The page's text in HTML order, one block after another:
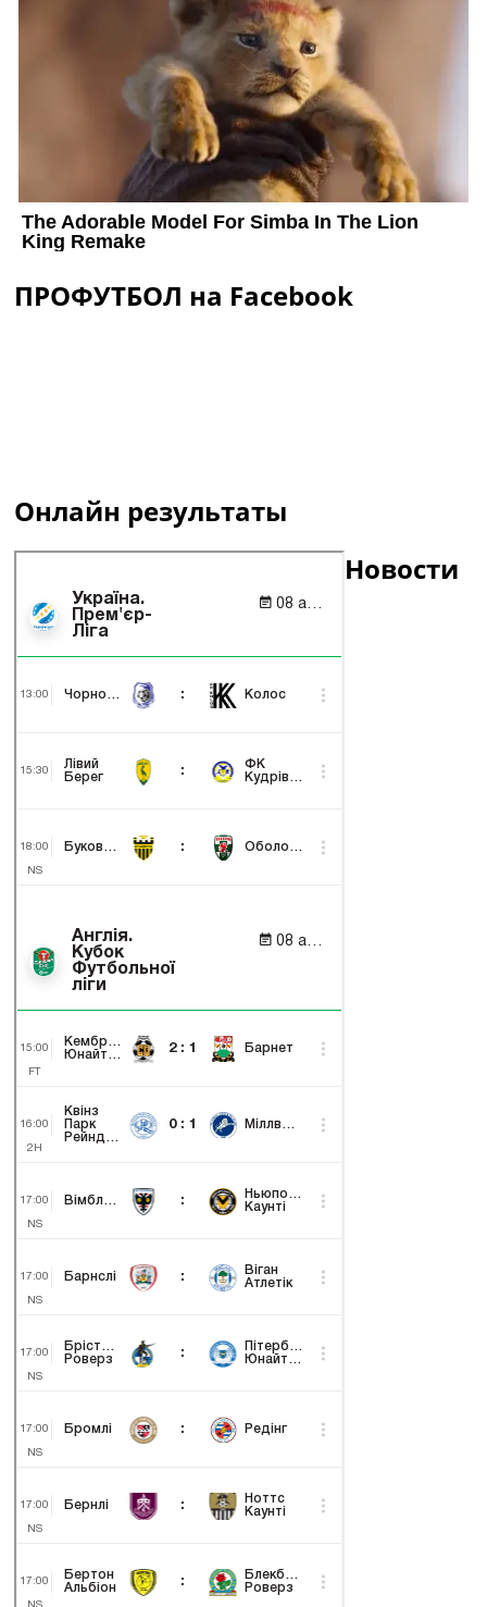
ПРОФУТБОЛ на Facebook
Онлайн результаты
Новости